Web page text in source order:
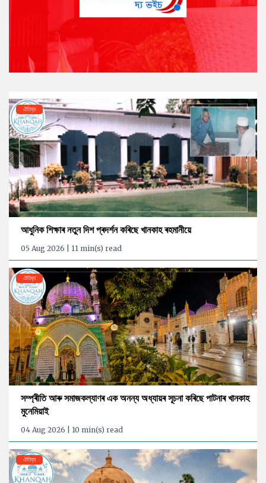
ঐতিহ্য
আধুনিক শিক্ষাৰ নতুন দিশ প্ৰদৰ্শন কৰিছে খানকাহ ৰহমানীয়ে
05 Aug 2026 | 11 min(s) read
ঐতিহ্য
সম্প্ৰীতি আৰু সমাজকল্যাণৰ এক অনন্য অধ্যায়ৰ সূচনা কৰিছে পাটনাৰ খানকাহ
মুনেমিয়াই
04 Aug 2026 | 10 min(s) read
ঐতিহ্য